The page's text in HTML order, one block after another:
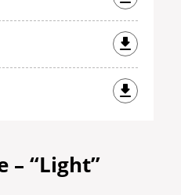
– “Light”